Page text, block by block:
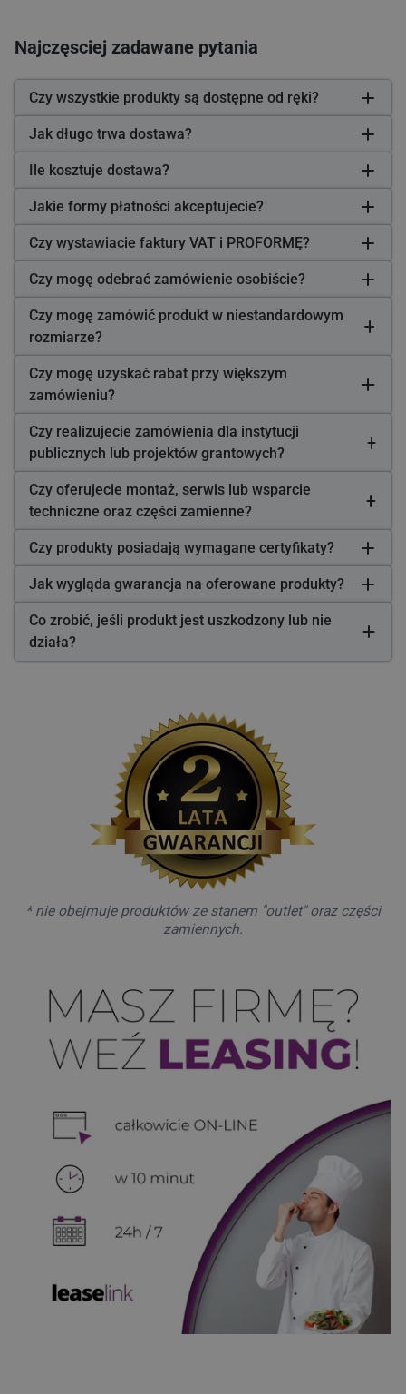
Najczęsciej zadawane pytania
Czy wszystkie produkty są dostępne od ręki?
Jak długo trwa dostawa?
Ile kosztuje dostawa?
Jakie formy płatności akceptujecie?
Czy wystawiacie faktury VAT i PROFORMĘ?
Czy mogę odebrać zamówienie osobiście?
Czy mogę zamówić produkt w niestandardowym
rozmiarze?
Czy mogę uzyskać rabat przy większym
zamówieniu?
Czy realizujecie zamówienia dla instytucji
publicznych lub projektów grantowych?
Czy oferujecie montaż, serwis lub wsparcie
techniczne oraz części zamienne?
Czy produkty posiadają wymagane certyfikaty?
Jak wygląda gwarancja na oferowane produkty?
Co zrobić, jeśli produkt jest uszkodzony lub nie
działa?
* nie obejmuje produktów ze stanem "outlet" oraz części
zamiennych.